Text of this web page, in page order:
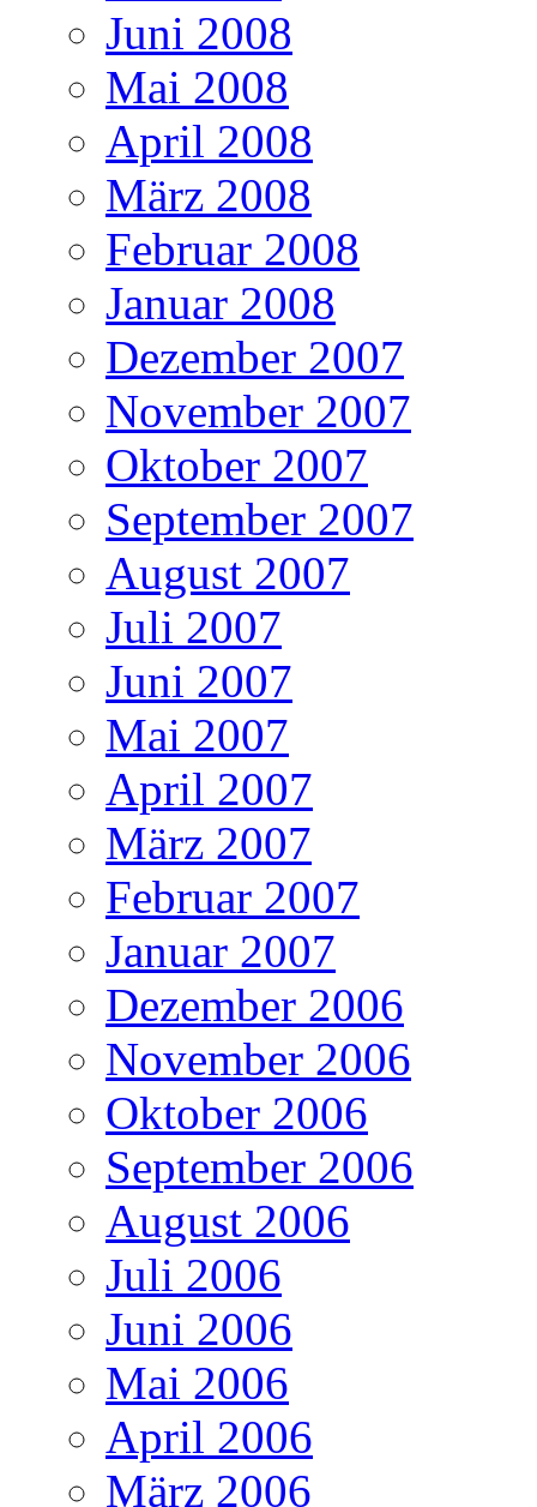
Juni 2008
Mai 2008
April 2008
März 2008
Februar 2008
Januar 2008
Dezember 2007
November 2007
Oktober 2007
September 2007
August 2007
Juli 2007
Juni 2007
Mai 2007
April 2007
März 2007
Februar 2007
Januar 2007
Dezember 2006
November 2006
Oktober 2006
September 2006
August 2006
Juli 2006
Juni 2006
Mai 2006
April 2006
März 2006